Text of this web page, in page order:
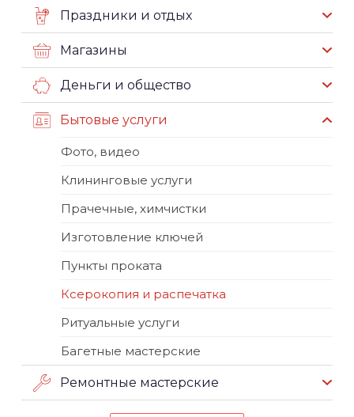
Праздники и отдых
Магазины
Деньги и общество
Бытовые услуги
Фото, видео
Клининговые услуги
Прачечные, химчистки
Изготовление ключей
Пункты проката
Ксерокопия и распечатка
Ритуальные услуги
Багетные мастерские
Ремонтные мастерские